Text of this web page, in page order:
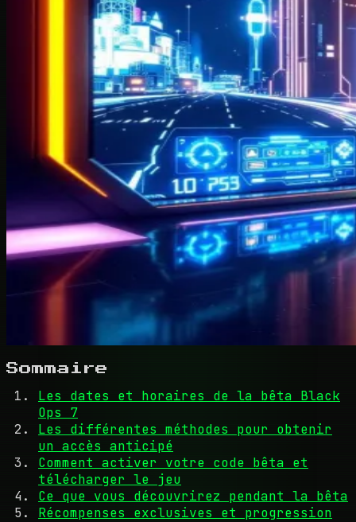
Sommaire
Les dates et horaires de la bêta Black
Ops 7
Les différentes méthodes pour obtenir
un accès anticipé
Comment activer votre code bêta et
télécharger le jeu
Ce que vous découvrirez pendant la bêta
Récompenses exclusives et progression